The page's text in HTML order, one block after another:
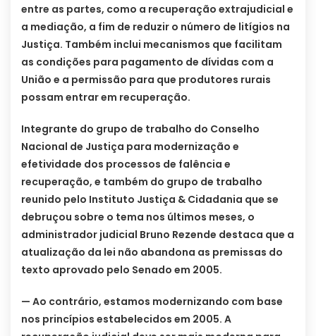
entre as partes, como a recuperação extrajudicial e
a mediação, a fim de reduzir o número de litígios na
Justiça. Também inclui mecanismos que facilitam
as condições para pagamento de dívidas com a
União e a permissão para que produtores rurais
possam entrar em recuperação.
Integrante do grupo de trabalho do Conselho
Nacional de Justiça para modernização e
efetividade dos processos de falência e
recuperação, e também do grupo de trabalho
reunido pelo Instituto Justiça & Cidadania que se
debruçou sobre o tema nos últimos meses, o
administrador judicial Bruno Rezende destaca que a
atualização da lei não abandona as premissas do
texto aprovado pelo Senado em 2005.
— Ao contrário, estamos modernizando com base
nos princípios estabelecidos em 2005. A